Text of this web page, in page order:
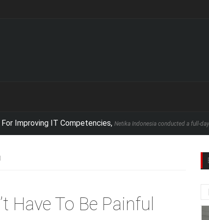
IT Competencies,Netika Indonesia conducted a full-day
Have To Be Painful